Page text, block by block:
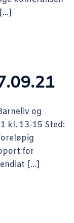
og
kl. 13-15 Sted:
for
[…]